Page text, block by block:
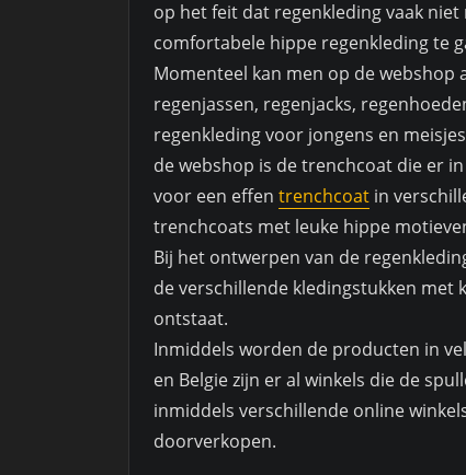
op het feit dat regenkleding vaak
comfortabele hippe regenkleding te
Momenteel kan men op de
regenjassen, regenjacks,
regenkleding voor jongens en
de webshop is de trenchcoat die er
voor een effen trenchcoat in
trenchcoats met leuke hippe
Bij het ontwerpen van de
de verschillende kledingstukken met
ontstaat.
Inmiddels worden de producten in
en Belgie zijn er al winkels die de
inmiddels verschillende online
doorverkopen.